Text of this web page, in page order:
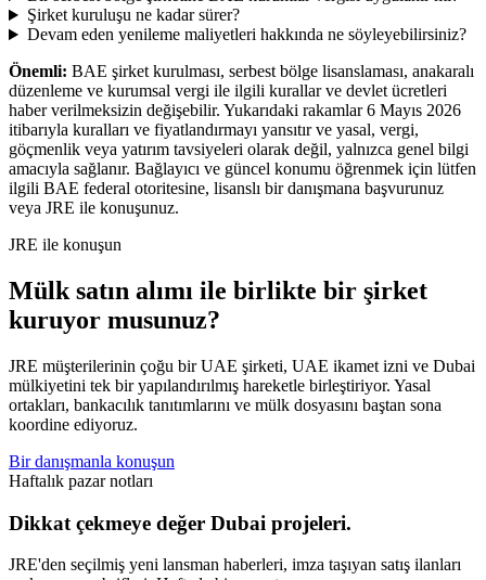
Şirket kuruluşu ne kadar sürer?
Devam eden yenileme maliyetleri hakkında ne söyleyebilirsiniz?
Önemli: BAE şirket kurulması, serbest bölge lisanslaması, anakaralı
düzenleme ve kurumsal vergi ile ilgili kurallar ve devlet ücretleri
haber verilmeksizin değişebilir. Yukarıdaki rakamlar 6 Mayıs 2026
itibarıyla kuralları ve fiyatlandırmayı yansıtır ve yasal, vergi,
göçmenlik veya yatırım tavsiyeleri olarak değil, yalnızca genel bilgi
amacıyla sağlanır. Bağlayıcı ve güncel konumu öğrenmek için lütfen
ilgili BAE federal otoritesine, lisanslı bir danışmana başvurunuz
veya JRE ile konuşunuz.
JRE ile konuşun
Mülk satın alımı ile birlikte bir şirket
kuruyor musunuz?
JRE müşterilerinin çoğu bir UAE şirketi, UAE ikamet izni ve Dubai
mülkiyetini tek bir yapılandırılmış hareketle birleştiriyor. Yasal
ortakları, bankacılık tanıtımlarını ve mülk dosyasını baştan sona
koordine ediyoruz.
Bir danışmanla konuşun
Haftalık pazar notları
Dikkat çekmeye değer Dubai projeleri.
JRE'den seçilmiş yeni lansman haberleri, imza taşıyan satış ilanları